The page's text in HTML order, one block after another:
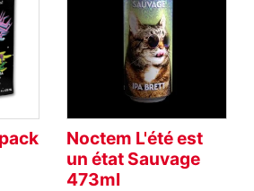
Noctem L'été est
un état Sauvage
473ml